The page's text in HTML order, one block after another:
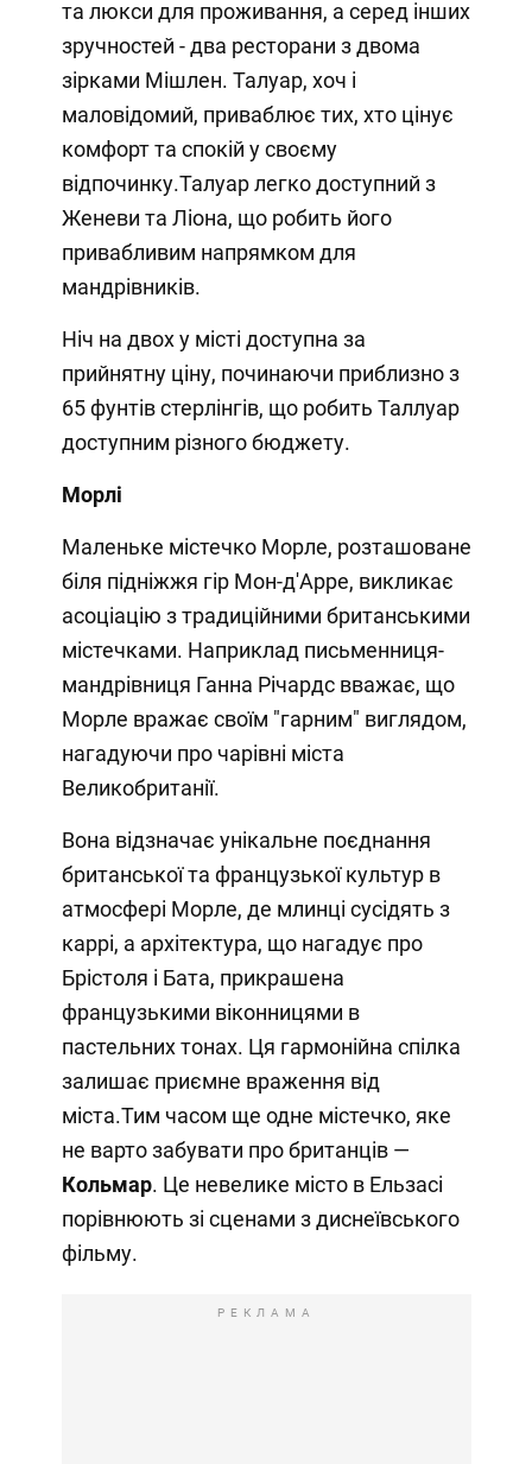
та люкси для проживання, а серед інших
зручностей - два ресторани з двома
зірками Мішлен. Талуар, хоч і
маловідомий, приваблює тих, хто цінує
комфорт та спокій у своєму
відпочинку.Талуар легко доступний з
Женеви та Ліона, що робить його
привабливим напрямком для
мандрівників.
Ніч на двох у місті доступна за
прийнятну ціну, починаючи приблизно з
65 фунтів стерлінгів, що робить Таллуар
доступним різного бюджету.
Морлі
Маленьке містечко Морле, розташоване
біля підніжжя гір Мон-д'Арре, викликає
асоціацію з традиційними британськими
містечками. Наприклад письменниця-
мандрівниця Ганна Річардс вважає, що
Морле вражає своїм "гарним" виглядом,
нагадуючи про чарівні міста
Великобританії.
Вона відзначає унікальне поєднання
британської та французької культур в
атмосфері Морле, де млинці сусідять з
каррі, а архітектура, що нагадує про
Брістоля і Бата, прикрашена
французькими віконницями в
пастельних тонах. Ця гармонійна спілка
залишає приємне враження від
міста.Тим часом ще одне містечко, яке
не варто забувати про британців —
Кольмар. Це невелике місто в Ельзасі
порівнюють зі сценами з диснеївського
фільму.
РЕКЛАМА